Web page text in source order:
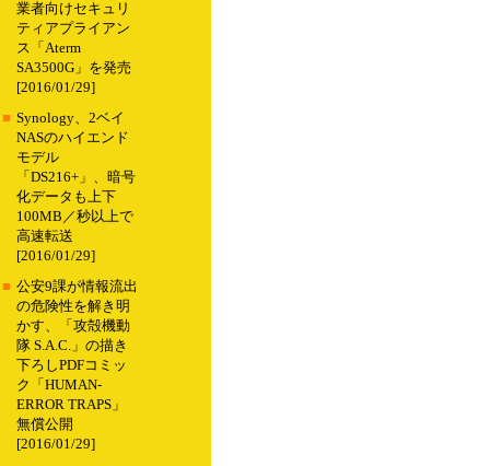
業者向けセキュリ
ティアプライアン
ス「Aterm
SA3500G」を発売
[2016/01/29]
■ Synology、2ベイ
NASのハイエンド
モデル
「DS216+」、暗号
化データも上下
100MB／秒以上で
高速転送
[2016/01/29]
■ 公安9課が情報流出
の危険性を解き明
かす、「攻殻機動
隊 S.A.C.」の描き
下ろしPDFコミッ
ク「HUMAN-
ERROR TRAPS」
無償公開
[2016/01/29]